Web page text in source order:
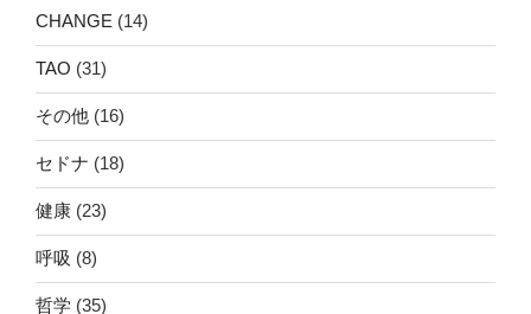
CHANGE (14)
TAO (31)
その他 (16)
セドナ (18)
健康 (23)
呼吸 (8)
哲学 (35)